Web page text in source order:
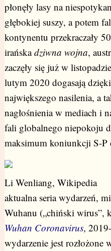
płonęły lasy na
głębokiej suszy, a potem
kontynentu przekraczały
irańskadziwna wojna,
zaczęły się już w
lutym 2020 dogasają
największego nasilenia, a
nagłośnienia w mediach i
fali globalnego niepokoju
maksimum koniunkcji S-P
Li Wenliang, Wikipedia
aktualna seria wydarzeń,
Wuhanu („chiński wirus”,
Wuhan Coronavirus,
wydarzenie jest rozłożone